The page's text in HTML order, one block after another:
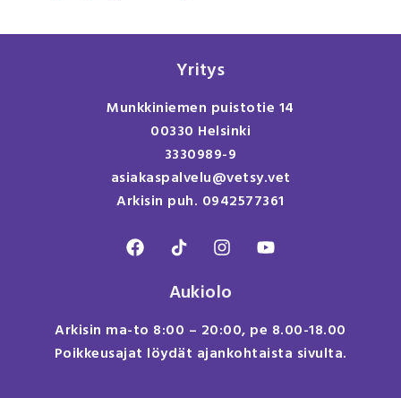
Yritys
Munkkiniemen puistotie 14
00330 Helsinki
3330989-9
asiakaspalvelu@vetsy.vet
Arkisin puh. 0942577361
Aukiolo
Arkisin ma-to 8:00 – 20:00, pe 8.00-18.00
Poikkeusajat löydät ajankohtaista sivulta.